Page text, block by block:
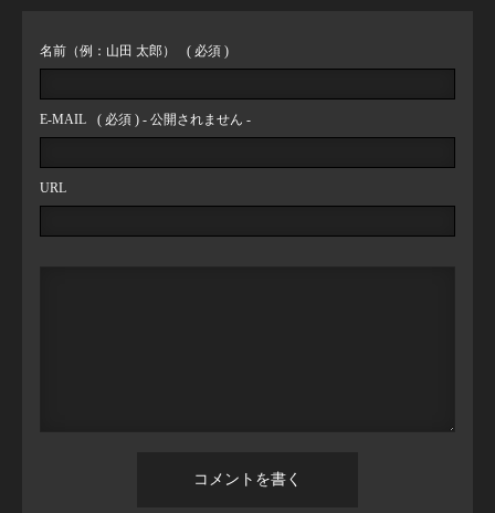
名前（例：山田 太郎） ( 必須 )
E-MAIL ( 必須 ) - 公開されません -
URL